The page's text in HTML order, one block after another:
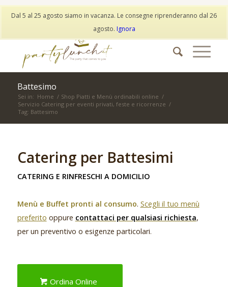
My Account
Wishlist
Battesimo
Sei in: Home / Shop Piatti e Menù ordinabili online /
Servizio Catering per eventi privati, feste e ricorrenze /
Tag: Battesimo
Catering per Battesimi
CATERING E RINFRESCHI A DOMICILIO
Menù e Buffet pronti al consumo. Scegli il tuo menù
preferito oppure contattaci per qualsiasi richiesta,
per un preventivo o esigenze particolari.
Ordina Online
Dal 5 al 25 agosto siamo in vacanza. Le consegne riprenderanno dal 26
agosto. Ignora